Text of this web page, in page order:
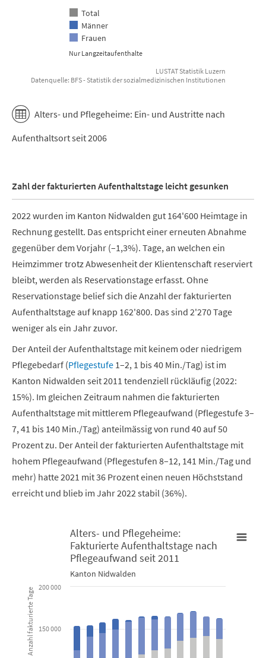
Nur Langzeitaufenthalte
Total
Männer
Frauen
LUSTAT Statistik Luzern
Datenquelle: BFS - Statistik der sozialmedizinischen Institutionen
Alters- und Pflegeheime: Ein- und Austritte nach
Aufenthaltsort seit 2006
Zahl der fakturierten Aufenthaltstage leicht gesunken
2022 wurden im Kanton Nidwalden gut 164'600 Heimtage in
Rechnung gestellt. Das entspricht einer erneuten Abnahme
gegenüber dem Vorjahr (–1,3%). Tage, an welchen ein
Heimzimmer trotz Abwesenheit der Klientenschaft reserviert
bleibt, werden als Reservationstage erfasst. Ohne
Reservationstage belief sich die Anzahl der fakturierten
Aufenthaltstage auf knapp 162'800. Das sind 2'270 Tage
weniger als ein Jahr zuvor.
Der Anteil der Aufenthaltstage mit keinem oder niedrigem
Pflegebedarf (Pflegestufe 1–2, 1 bis 40 Min./Tag) ist im
Kanton Nidwalden seit 2011 tendenziell rückläufig (2022:
15%). Im gleichen Zeitraum nahmen die fakturierten
Aufenthaltstage mit mittlerem Pflegeaufwand (Pflegestufe 3–
7, 41 bis 140 Min./Tag) anteilmässig von rund 40 auf 50
Prozent zu. Der Anteil der fakturierten Aufenthaltstage mit
hohem Pflegeaufwand (Pflegestufen 8–12, 141 Min./Tag und
mehr) hatte 2021 mit 36 Prozent einen neuen Höchststand
erreicht und blieb im Jahr 2022 stabil (36%).
Alters- und Pflegeheime: Fakturierte Aufenthaltstage nach
Bar chart with 6 data series.
Kanton Nidwalden
View as data table, Alters- und Pflegeheime: Fakturierte
The chart has 1 X axis displaying categories.
Anzahl fakturierte Tage
Alters- und Pflegeheime:
Fakturierte Aufenthaltstage nach
Pflegeaufwand seit 2011
Kanton Nidwalden
150 000
200 000